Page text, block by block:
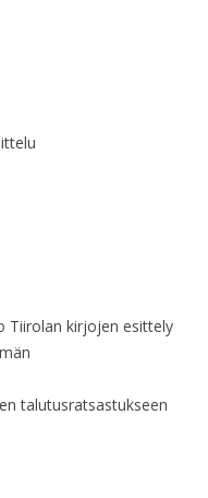
Tiirolan kirjojen esittely
talutusratsastukseen